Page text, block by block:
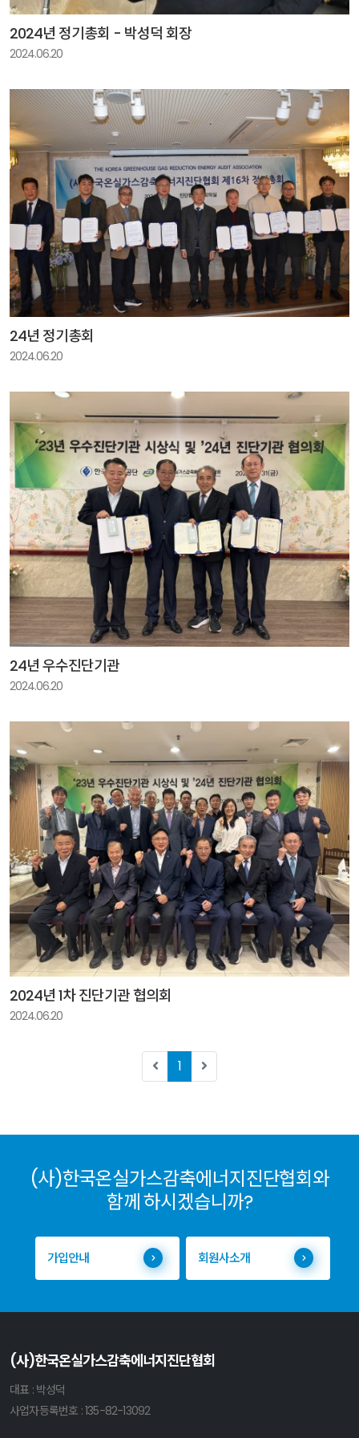
2024년 정기총회 - 박성덕 회장
2024.06.20
24년 정기총회
2024.06.20
24년 우수진단기관
2024.06.20
2024년 1차 진단기관 협의회
2024.06.20
1
(사)한국온실가스감축에너지진단협회와
함께 하시겠습니까?
가입안내 회원사소개
(사)한국온실가스감축에너지진단협회
대표 : 박성덕
사업자등록번호 : 135-82-13092